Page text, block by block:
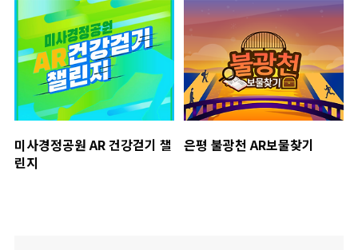
미사경정공원 AR 건강걷기 챌
린지
은평 불광천 AR보물찾기